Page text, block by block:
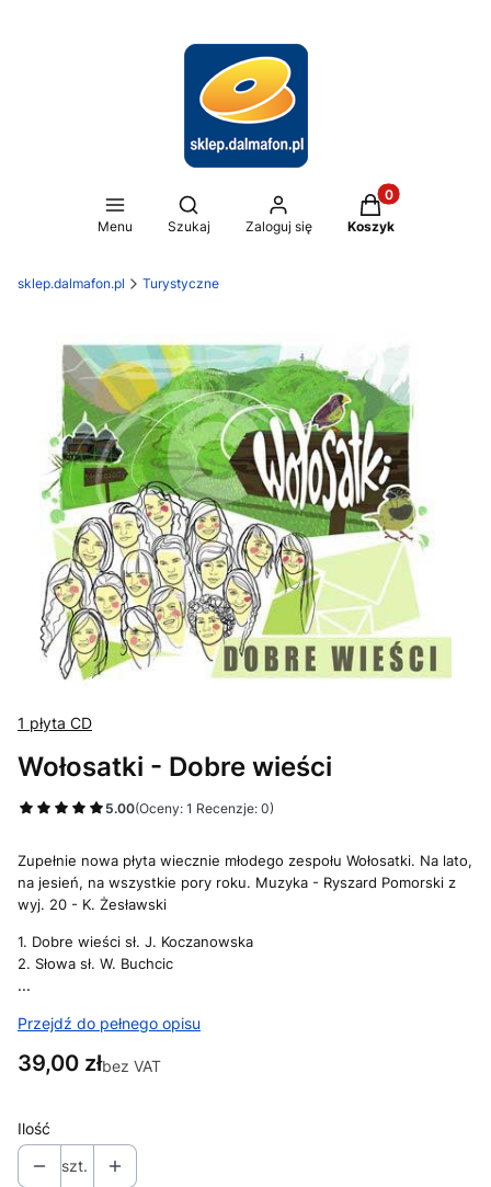
Menu
Otwórz wyszukiwarkę
Szukaj Zaloguj się
Produkty w
Koszyk
sklep.dalmafon.pl Turystyczne
1 płyta CD
Wołosatki - Dobre wieści
5.00(Oceny: 1 Recenzje: 0)
Zupełnie nowa płyta wiecznie młodego zespołu Wołosatki. Na lato,
na jesień, na wszystkie pory roku. Muzyka - Ryszard Pomorski z
wyj. 20 - K. Żesławski
1. Dobre wieści sł. J. Koczanowska
2. Słowa sł. W. Buchcic
...
Przejdź do pełnego opisu
Cena
39,00 złbez VAT
Ilość
szt.